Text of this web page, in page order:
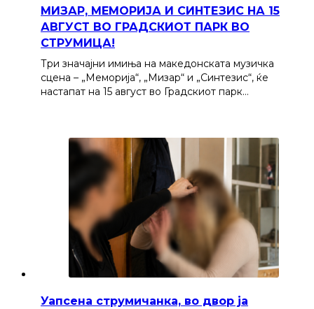
МИЗАР, МЕМОРИЈА И СИНТЕЗИС НА 15
АВГУСТ ВО ГРАДСКИОТ ПАРК ВО
СТРУМИЦА!
Три значајни имиња на македонската музичка
сцена – „Меморија“, „Мизар“ и „Синтезис“, ќе
настапат на 15 август во Градскиот парк…
Уапсена струмичанка, во двор ја